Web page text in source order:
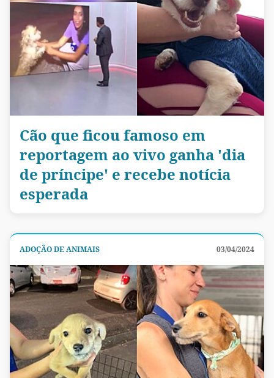
Cão que ficou famoso em
reportagem ao vivo ganha 'dia
de príncipe' e recebe notícia
esperada
ADOÇÃO DE ANIMAIS 03/04/2024